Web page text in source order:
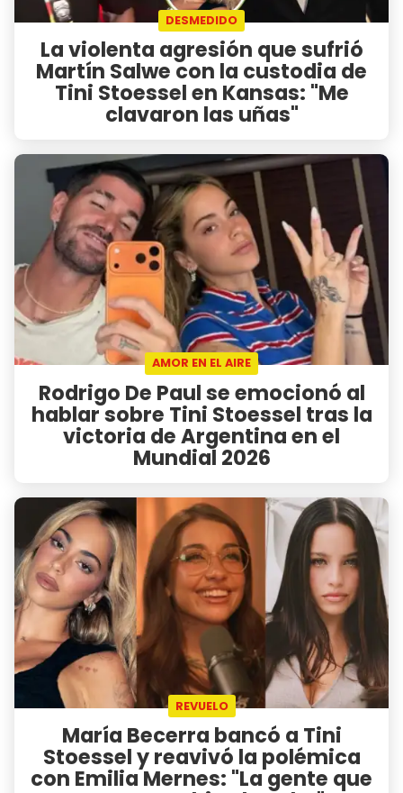
DESMEDIDO
La violenta agresión que sufrió
Martín Salwe con la custodia de
Tini Stoessel en Kansas: "Me
clavaron las uñas"
AMOR EN EL AIRE
Rodrigo De Paul se emocionó al
hablar sobre Tini Stoessel tras la
victoria de Argentina en el
Mundial 2026
REVUELO
María Becerra bancó a Tini
Stoessel y reavivó la polémica
con Emilia Mernes: "La gente que